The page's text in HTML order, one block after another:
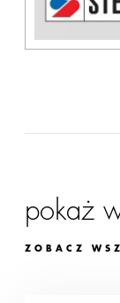
pokaż
ZOBACZ